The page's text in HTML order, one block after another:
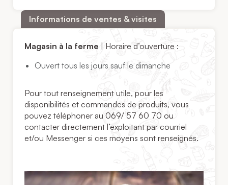
Informations de ventes & visites
Magasin à la ferme | Horaire d’ouverture :
Ouvert tous les jours sauf le dimanche
Pour tout renseignement utile, pour les
disponibilités et commandes de produits, vous
pouvez téléphoner au 069/ 57 60 70 ou
contacter directement l’exploitant par courriel
et/ou Messenger si ces moyens sont renseignés.